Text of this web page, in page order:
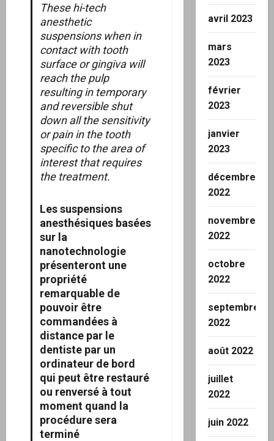
These hi-tech
anesthetic
suspensions when in
contact with tooth
surface or gingiva will
reach the pulp
resulting in temporary
and reversible shut
down all the sensitivity
or pain in the tooth
specific to the area of
interest that requires
the treatment.
Les suspensions
anesthésiques basées
sur la
nanotechnologie
présenteront une
propriété
remarquable de
pouvoir être
commandées à
distance par le
dentiste par un
ordinateur de bord
qui peut être restauré
ou renversé à tout
moment quand la
procédure sera
terminé
avril 2023
mars
2023
février
2023
janvier
2023
décembre
2022
novembre
2022
octobre
2022
septembre
2022
août 2022
juillet
2022
juin 2022